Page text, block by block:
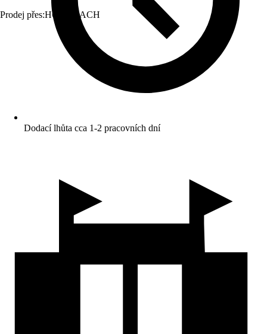
Prodej přes:HORNBACH
Dodací lhůta cca 1-2 pracovních dní